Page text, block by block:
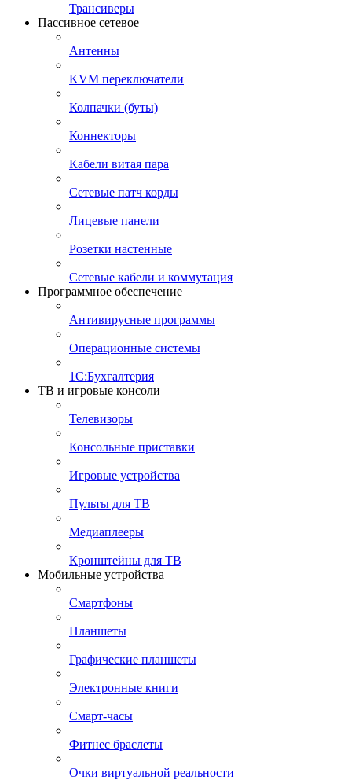
Трансиверы
Пассивное сетевое
Антенны
KVM переключатели
Колпачки (буты)
Коннекторы
Кабели витая пара
Сетевые патч корды
Лицевые панели
Розетки настенные
Сетевые кабели и коммутация
Программное обеспечение
Антивирусные программы
Операционные системы
1С:Бухгалтерия
ТВ и игровые консоли
Телевизоры
Консольные приставки
Игровые устройства
Пульты для ТВ
Медиаплееры
Кронштейны для ТВ
Мобильные устройства
Смартфоны
Планшеты
Графические планшеты
Электронные книги
Смарт-часы
Фитнес браслеты
Очки виртуальной реальности